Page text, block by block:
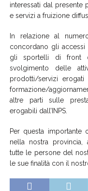
interessati dal
e servizi a fruizione
In relazione al
concordano gli accessi
gli sportelli di front
svolgimento delle
prodotti/servizi erogati
formazione/
altre parti sulle
erogabili dall’INPS.
Per questa importante
nella nostra provincia,
tutte le persone del
le sue finalità con il